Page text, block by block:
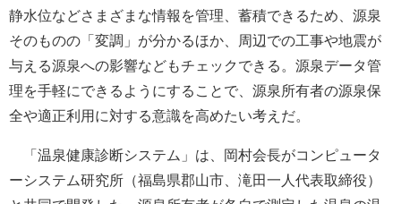
静水位などさまざまな情報を管理、蓄積できるため、源泉
そのものの「変調」が分かるほか、周辺での工事や地震が
与える源泉への影響などもチェックできる。源泉データ管
理を手軽にできるようにすることで、源泉所有者の源泉保
全や適正利用に対する意識を高めたい考えだ。
「温泉健康診断システム」は、岡村会長がコンピュータ
ーシステム研究所（福島県郡山市、滝田一人代表取締役）